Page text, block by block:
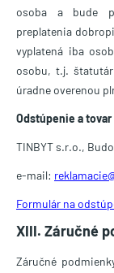
osoba a bude
preplatenia
vyplatená iba
osobu, t.j.
úradne overenou
Odstúpenie a
TINBYT s.r.o.,
e-mail:
Formulár na
XIII. Záručné
Záručné